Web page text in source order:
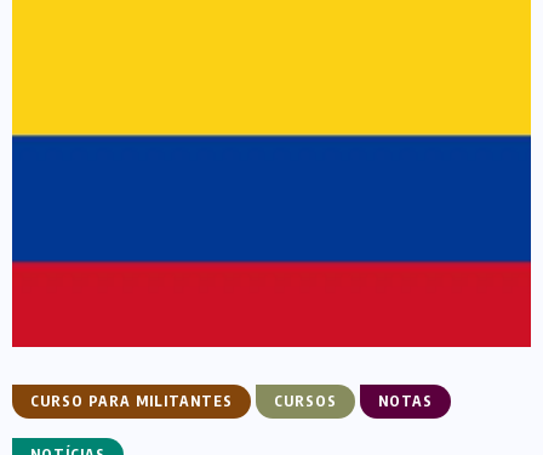
CURSO PARA MILITANTES CURSOS NOTAS